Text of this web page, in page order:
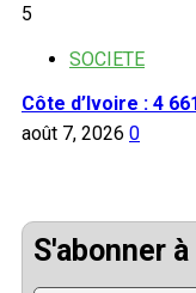
5
SOCIETE
Côte d’Ivoire : 4
août 7, 2026 0
S'abonner